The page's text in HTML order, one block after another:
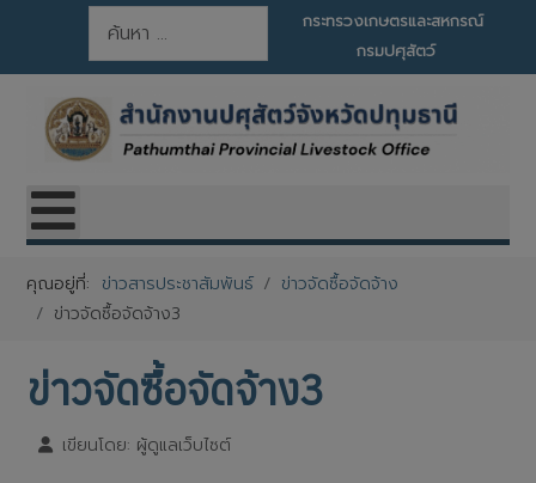
การค้นหา
กระทรวงเกษตรและสหกรณ์
กรมปศุสัตว์
คุณอยู่ที่: ข่าวสารประชาสัมพันธ์
ข่าวจัดซื้อจัดจ้าง
ข่าวจัดซื้อจัดจ้าง3
ข่าวจัดซื้อจัดจ้าง3
เขียนโดย: ผู้ดูแลเว็บไซต์